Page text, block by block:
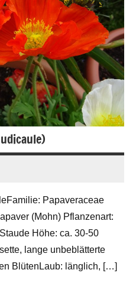
Papaveraceae
(Mohn) Pflanzenart:
Höhe: ca. 30-50
lange unbeblätterte
BlütenLaub: länglich, […]